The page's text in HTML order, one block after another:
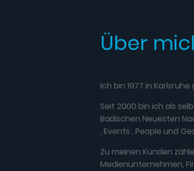
Über
Ich bin 1977 in
Seit 2000 bin ich als
Badischen Neuesten
, Events , People und
Zu meinen Kunden
Medienunternehmen,